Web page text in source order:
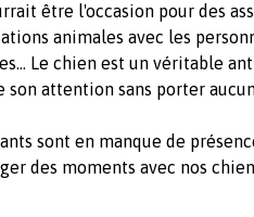
être l'occasion pour des
animales avec les
Le chien est un véritable
son attention sans porter
sont en manque de
des moments avec nos